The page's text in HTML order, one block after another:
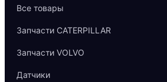
Все товары
Запчасти CATERPILLAR
Запчасти VOLVO
Датчики